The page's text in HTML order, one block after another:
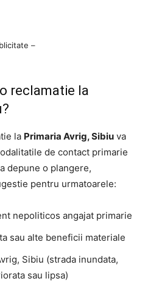
–
reclamatie la
la Primaria Avrig, Sibiu va
de contact primarie
depune o plangere,
pentru urmatoarele:
nepoliticos angajat primarie
sau alte beneficii materiale
Sibiu (strada inundata,
sau lipsa)